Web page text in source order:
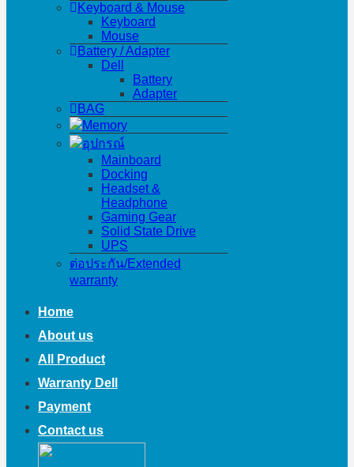
Keyboard & Mouse
Keyboard
Mouse
Battery / Adapter
Dell
Battery
Adapter
BAG
Memory
อุปกรณ์
Mainboard
Docking
Headset &
Headphone
Gaming Gear
Solid State Drive
UPS
ต่อประกัน/Extended
warranty
Home
About us
All Product
Warranty Dell
Payment
Contact us